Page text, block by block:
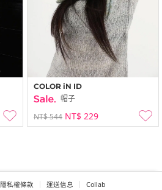
COLOR iN ID
帽子
NT$ 544 NT$ 229
隱私權條款 運送信息 Collab